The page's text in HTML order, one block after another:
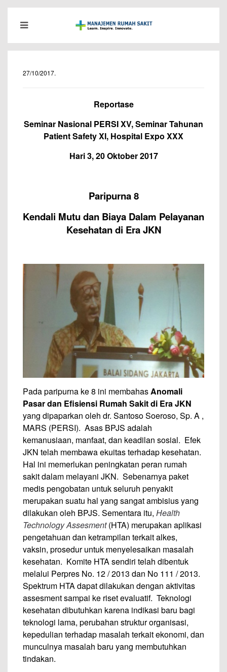
27/10/2017.
Reportase
Seminar Nasional PERSI XV, Seminar Tahunan
Patient Safety XI, Hospital Expo XXX
Hari 3, 20 Oktober 2017
Paripurna 8
Kendali Mutu dan Biaya Dalam Pelayanan
Kesehatan di Era JKN
Pada paripurna ke 8 ini membahasAnomali
Pasar dan Efisiensi Rumah Sakit di Era JKN
yang dipaparkan oleh dr. Santoso Soeroso, Sp. A ,
MARS (PERSI). Asas BPJS adalah
kemanusiaan, manfaat, dan keadilan sosial. Efek
JKN telah membawa ekuitas terhadap kesehatan.
Hal ini memerlukan peningkatan peran rumah
sakit dalam melayani JKN. Sebenarnya paket
medis pengobatan untuk seluruh penyakit
merupakan suatu hal yang sangat ambisius yang
dilakukan oleh BPJS. Sementara itu, Health
Technology Assesment(HTA) merupakan aplikasi
pengetahuan dan ketrampilan terkait alkes,
vaksin, prosedur untuk menyelesaikan masalah
kesehatan. Komite HTA sendiri telah dibentuk
melalui Perpres No. 12 / 2013 dan No 111 / 2013.
Spektrum HTA dapat dilakukan dengan aktivitas
assesment sampai ke riset evaluatif. Teknologi
kesehatan dibutuhkan karena indikasi baru bagi
teknologi lama, perubahan struktur organisasi,
kepedulian terhadap masalah terkait ekonomi, dan
munculnya masalah baru yang membutuhkan
tindakan.